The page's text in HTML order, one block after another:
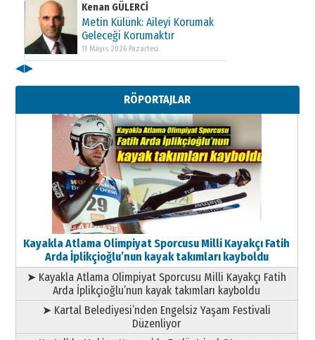
Kenan GÜLERCİ
Metin Külünk: Aileyi Korumak
Geleceği Korumaktır
11 Mayıs 2026 Pazartesi
Metin Külünk: Aileyi Korumak
Geleceği Korumaktır
11 Mayıs 2026 Pazartesi
◀▶
RÖPORTAJLAR
Kayakla Atlama Olimpiyat Sporcusu Milli Kayakçı Fatih
Arda İplikçioğlu’nun kayak takımları kayboldu
➤ Kayakla Atlama Olimpiyat Sporcusu Milli Kayakçı Fatih
Arda İplikçioğlu’nun kayak takımları kayboldu
➤ Kartal Belediyesi’nden Engelsiz Yaşam Festivali
Düzenliyor